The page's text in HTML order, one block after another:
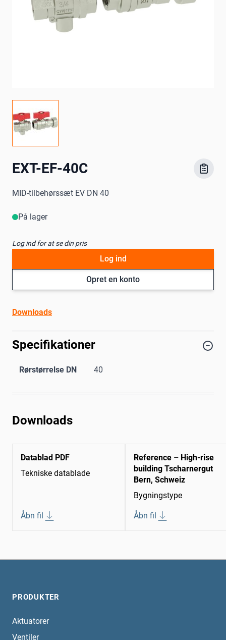
EXT-EF-40C
MID-tilbehørssæt EV DN 40
På lager
Log ind for at se din pris
Opret en konto
Log ind
Downloads
Specifikationer
Rørstørrelse DN 40
Downloads
Datablad PDF
Tekniske datablade
Åbn fil
Reference – High-rise
building Tscharnergut
Bern, Schweiz
Bygningstype
Åbn fil
PRODUKTER
Aktuatorer
Ventiler